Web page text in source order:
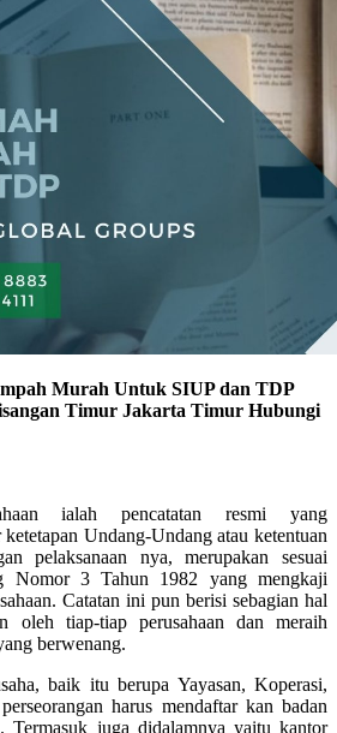
Murah Untuk SIUP dan TDP
Timur Jakarta Timur Hubungi
ialah pencatatan resmi yang
ketetapan Undang-Undang atau ketentuan
pelaksanaan nya, merupakan sesuai
Nomor 3 Tahun 1982 yang mengkaji
Catatan ini pun berisi sebagian hal
oleh tiap-tiap perusahaan dan meraih
berwenang.
baik itu berupa Yayasan, Koperasi,
harus mendaftar kan badan
Termasuk juga didalamnya yaitu kantor